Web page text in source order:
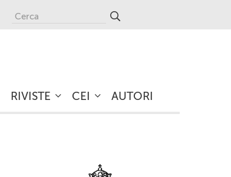
RIVISTE CEI AUTORI